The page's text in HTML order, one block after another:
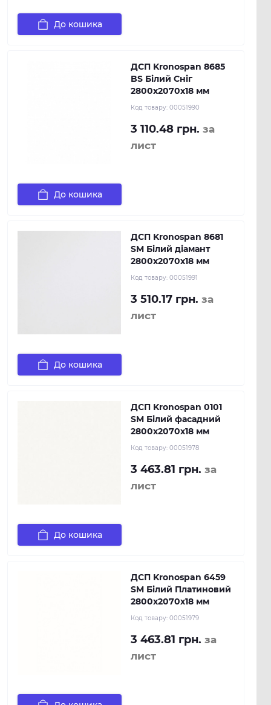
До кошика
ДСП Kronospan 8685
BS Білий Сніг
2800x2070x18 мм
Код товару: 00051990
3 110.48 грн. за
лист
До кошика
ДСП Kronospan 8681
SM Білий діамант
2800x2070x18 мм
Код товару: 00051991
3 510.17 грн. за
лист
До кошика
ДСП Kronospan 0101
SM Білий фасадний
2800x2070x18 мм
Код товару: 00051978
3 463.81 грн. за
лист
До кошика
ДСП Kronospan 6459
SM Білий Платиновий
2800x2070x18 мм
Код товару: 00051979
3 463.81 грн. за
лист